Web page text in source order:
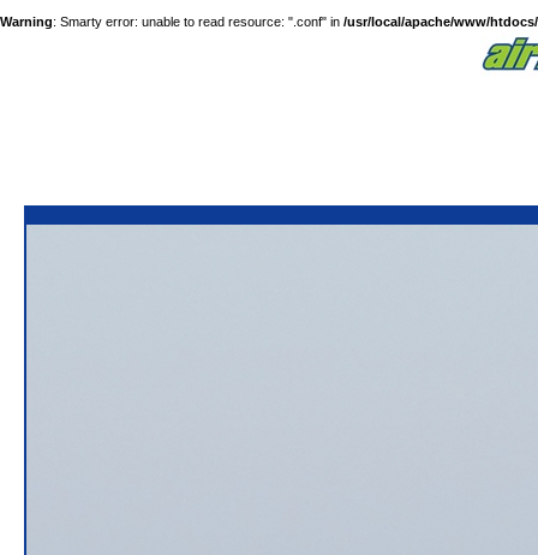
Warning: Smarty error: unable to read resource: ".conf" in /usr/local/apache/www/